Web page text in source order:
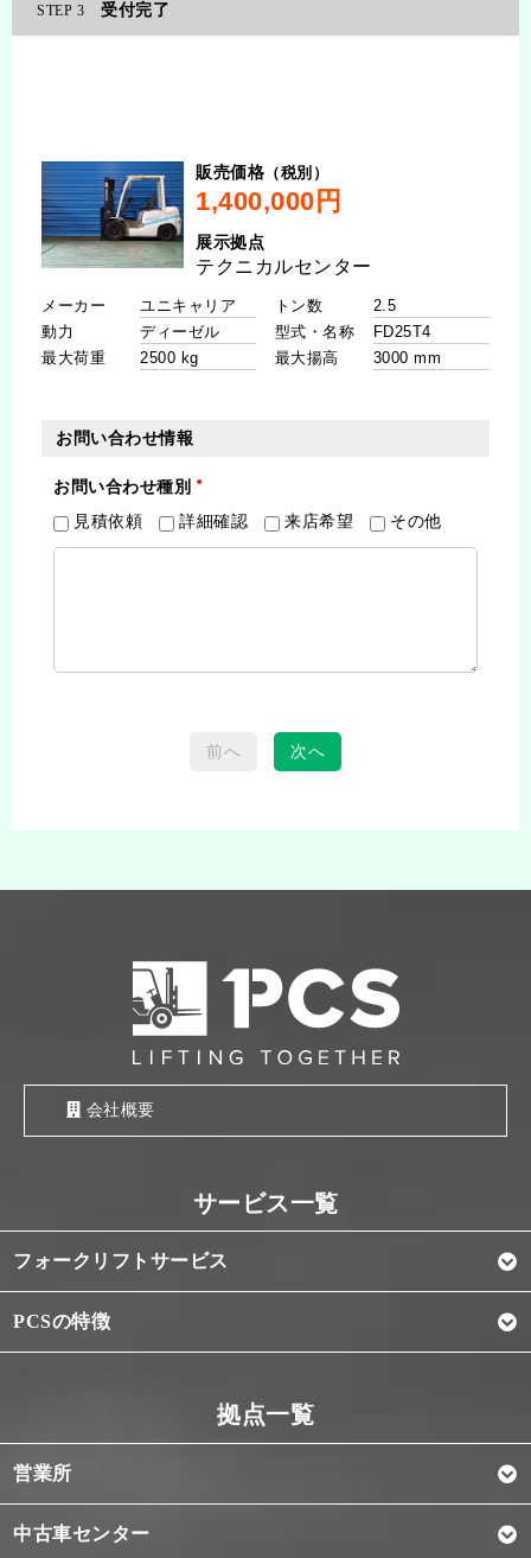
3 受付完了
販売価格 （税別）
展示拠点
メーカー
トン数
動力
型式・名称
最大荷重
最大揚高
お問い合わせ情報
お問い合わせ種別
見積依頼
詳細確認 来店希望 その他
前へ 次へ
会社概要
フォークリフトサービス
PCSの特徴
営業所
中古車センター